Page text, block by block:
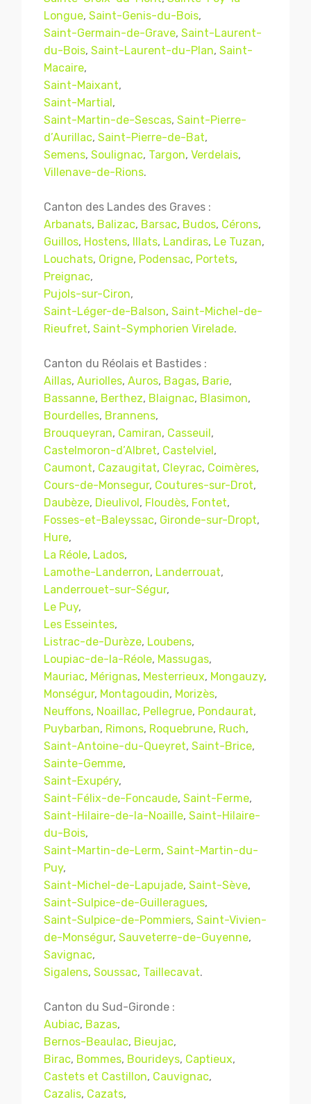
Longue, Saint-Genis-du-Bois,
Saint-Germain-de-Grave, Saint-Laurent-
du-Bois, Saint-Laurent-du-Plan, Saint-
Macaire,
Saint-Maixant,
Saint-Martial,
Saint-Martin-de-Sescas, Saint-Pierre-
d’Aurillac, Saint-Pierre-de-Bat,
Semens, Soulignac, Targon, Verdelais,
Villenave-de-Rions.
Canton des Landes des Graves :
Arbanats, Balizac, Barsac, Budos, Cérons,
Guillos, Hostens, Illats, Landiras, Le Tuzan,
Louchats, Origne, Podensac, Portets,
Preignac,
Pujols-sur-Ciron,
Saint-Léger-de-Balson, Saint-Michel-de-
Rieufret, Saint-Symphorien Virelade.
Canton du Réolais et Bastides :
Aillas, Auriolles, Auros, Bagas, Barie,
Bassanne, Berthez, Blaignac, Blasimon,
Bourdelles, Brannens,
Brouqueyran, Camiran, Casseuil,
Castelmoron-d’Albret, Castelviel,
Caumont, Cazaugitat, Cleyrac, Coimères,
Cours-de-Monsegur, Coutures-sur-Drot,
Daubèze, Dieulivol, Floudès, Fontet,
Fosses-et-Baleyssac, Gironde-sur-Dropt,
Hure,
La Réole, Lados,
Lamothe-Landerron, Landerrouat,
Landerrouet-sur-Ségur,
Le Puy,
Les Esseintes,
Listrac-de-Durèze, Loubens,
Loupiac-de-la-Réole, Massugas,
Mauriac, Mérignas, Mesterrieux, Mongauzy,
Monségur, Montagoudin, Morizès,
Neuffons, Noaillac, Pellegrue, Pondaurat,
Puybarban, Rimons, Roquebrune, Ruch,
Saint-Antoine-du-Queyret, Saint-Brice,
Sainte-Gemme,
Saint-Exupéry,
Saint-Félix-de-Foncaude, Saint-Ferme,
Saint-Hilaire-de-la-Noaille, Saint-Hilaire-
du-Bois,
Saint-Martin-de-Lerm, Saint-Martin-du-
Puy,
Saint-Michel-de-Lapujade, Saint-Sève,
Saint-Sulpice-de-Guilleragues,
Saint-Sulpice-de-Pommiers, Saint-Vivien-
de-Monségur, Sauveterre-de-Guyenne,
Savignac,
Sigalens, Soussac, Taillecavat.
Canton du Sud-Gironde :
Aubiac, Bazas,
Bernos-Beaulac, Bieujac,
Birac, Bommes, Bourideys, Captieux,
Castets et Castillon, Cauvignac,
Cazalis, Cazats,